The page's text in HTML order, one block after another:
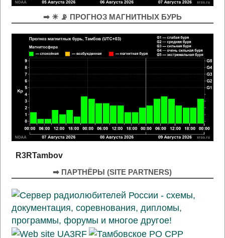
➡ ☀ 📡 ПРОГНОЗ МАГНИТНЫХ БУРЬ
R3RTambov
➡ ПАРТНЁРЫ (SITE PARTNERS)